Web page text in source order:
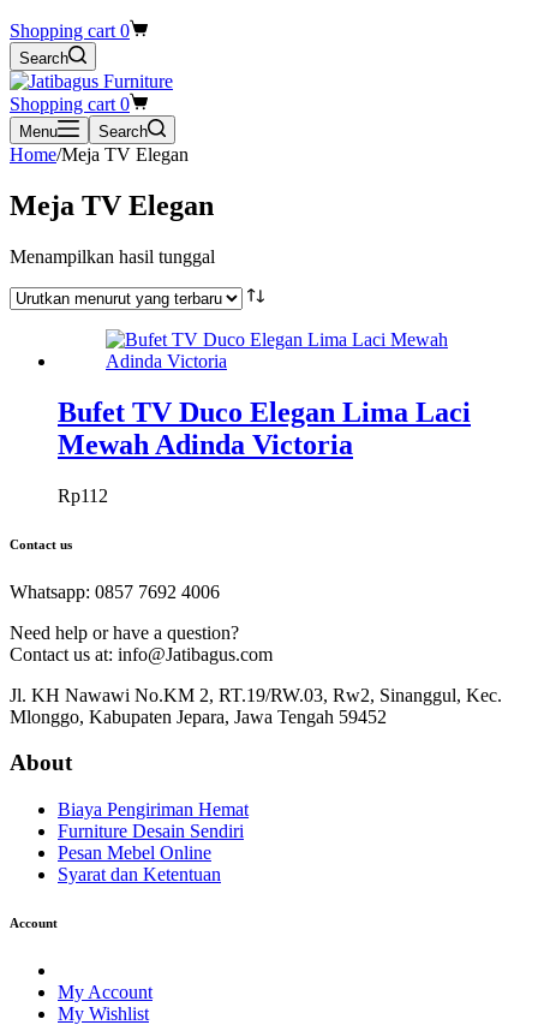
Shopping cart 0
Search
Shopping cart 0
Menu Search
Home/Meja TV Elegan
Meja TV Elegan
Menampilkan hasil tunggal
Bufet TV Duco Elegan Lima Laci
Mewah Adinda Victoria
Rp112
Contact us
Whatsapp: 0857 7692 4006
Need help or have a question?
Contact us at: info@Jatibagus.com
Jl. KH Nawawi No.KM 2, RT.19/RW.03, Rw2, Sinanggul, Kec.
Mlonggo, Kabupaten Jepara, Jawa Tengah 59452
About
Biaya Pengiriman Hemat
Furniture Desain Sendiri
Pesan Mebel Online
Syarat dan Ketentuan
Account
My Account
My Wishlist